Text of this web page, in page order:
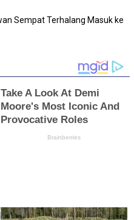
Sempat Terhalang Masuk ke